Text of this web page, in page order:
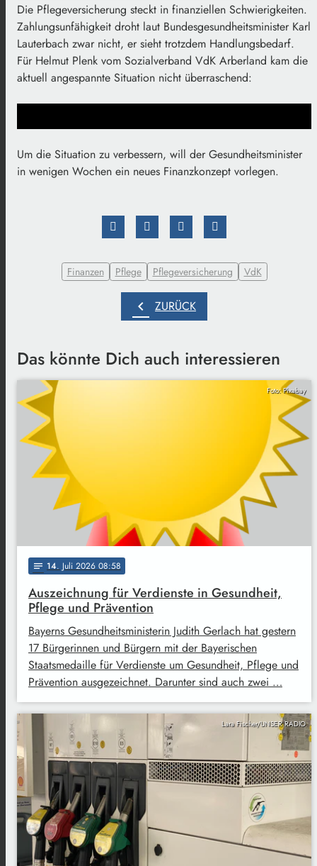
Die Pflegeversicherung steckt in finanziellen Schwierigkeiten.
Zahlungsunfähigkeit droht laut Bundesgesundheitsminister Karl
Lauterbach zwar nicht, er sieht trotzdem Handlungsbedarf.
Für Helmut Plenk vom Sozialverband VdK Arberland kam die
aktuell angespannte Situation nicht überraschend:
Um die Situation zu verbessern, will der Gesundheitsminister
in wenigen Wochen ein neues Finanzkonzept vorlegen.
Finanzen Pflege Pflegeversicherung VdK
chevron_left ZURÜCK
Das könnte Dich auch interessieren
Foto: Pixabay
notes 14. Juli 2026 08:58
Auszeichnung für Verdienste in Gesundheit,
Pflege und Prävention
Bayerns Gesundheitsministerin Judith Gerlach hat gestern
17 Bürgerinnen und Bürgern mit der Bayerischen
Staatsmedaille für Verdienste um Gesundheit, Pflege und
Prävention ausgezeichnet. Darunter sind auch zwei …
Lara Fischer/UNSER RADIO